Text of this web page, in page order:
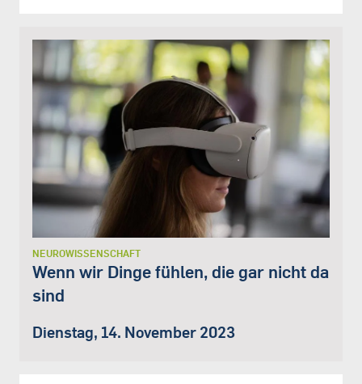
NEUROWISSENSCHAFT
Wenn wir Dinge fühlen, die gar nicht da
sind
Dienstag, 14. November 2023